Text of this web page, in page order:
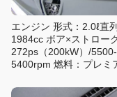
エンジン 形式：2.0ℓ直
1984cc ボア×ストロー
272ps（200kW）/
5400rpm 燃料：プレミ